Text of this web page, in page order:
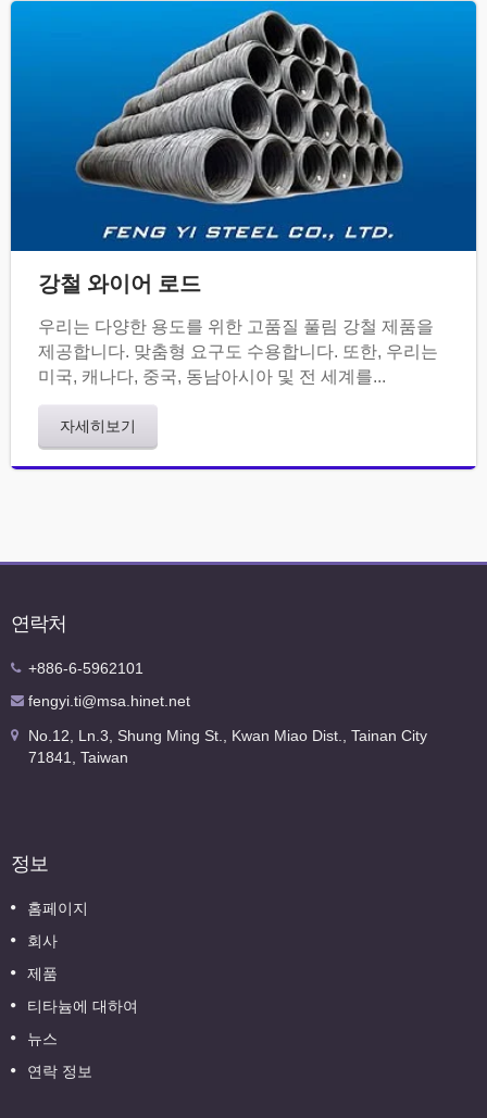
강철 와이어 로드
우리는 다양한 용도를 위한 고품질 풀림 강철 제품을
제공합니다. 맞춤형 요구도 수용합니다. 또한, 우리는
미국, 캐나다, 중국, 동남아시아 및 전 세계를...
자세히보기
연락처
+886-6-5962101
fengyi.ti@msa.hinet.net
No.12, Ln.3, Shung Ming St., Kwan Miao Dist., Tainan City
71841, Taiwan
정보
홈페이지
회사
제품
티타늄에 대하여
뉴스
연락 정보